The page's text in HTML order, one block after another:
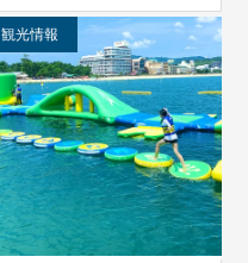
観光情報